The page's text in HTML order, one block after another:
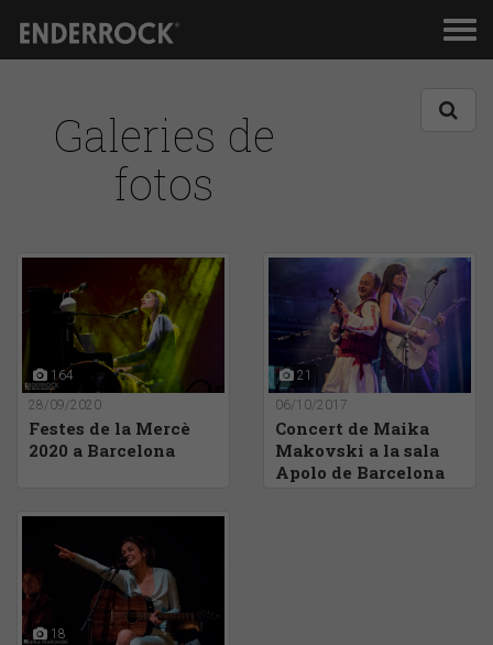
Galeries de
fotos
164
28/09/2020
Festes de la Mercè
2020 a Barcelona
21
06/10/2017
Concert de Maika
Makovski a la sala
Apolo de Barcelona
18